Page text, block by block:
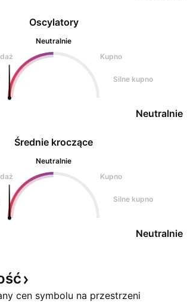
Oscylatory
Neutralnie
Kupno
Silne kupno
Neutralnie
Średnie kroczące
Neutralnie
Kupno
Silne kupno
Neutralnie
cen symbolu na przestrzeni